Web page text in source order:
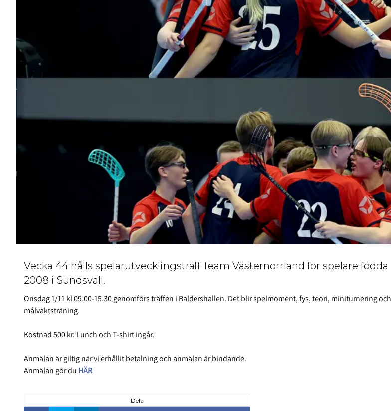
Vecka 44 hålls spelarutvecklingsträff Team Västernorrland för spelare födda
2008 i Sundsvall.
Onsdag 1/11 kl 09.00-15.30 genomförs träffen i Baldershallen. Det blir spelmoment, fys, teori, miniturnering och
målvaktsträning.
Kostnad 500 kr. Lunch och T-shirt ingår.
Anmälan är giltig när vi erhållit betalning och anmälan är bindande.
Anmälan gör du HÄR
Dela